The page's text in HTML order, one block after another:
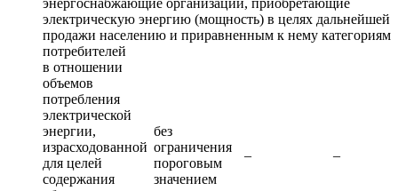
энергоснабжающие организации, приобретающие
электрическую энергию (мощность) в целях дальнейшей
продажи населению и приравненным к нему категориям
потребителей
в отношении
объемов
потребления
электрической
энергии,
израсходованной
для целей
содержания
без
ограничения
пороговым
значением
– –